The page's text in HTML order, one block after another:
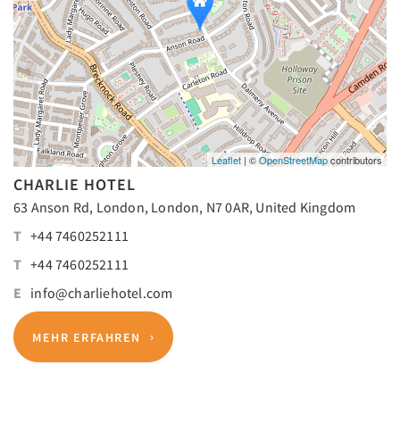
Leaflet | ©OpenStreetMapcontributors
CHARLIE HOTEL
63 Anson Rd, London, London, N7 0AR, United Kingdom
T +44 7460252111
T +44 7460252111
E info@charliehotel.com
MEHR ERFAHREN